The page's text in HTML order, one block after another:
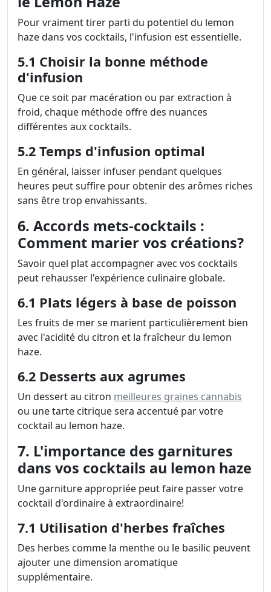
Pour vraiment tirer parti du potentiel du lemon
haze dans vos cocktails, l'infusion est essentielle.
5.1 Choisir la bonne méthode
d'infusion
Que ce soit par macération ou par extraction à
froid, chaque méthode offre des nuances
différentes aux cocktails.
5.2 Temps d'infusion optimal
En général, laisser infuser pendant quelques
heures peut suffire pour obtenir des arômes riches
sans être trop envahissants.
6. Accords mets-cocktails :
Comment marier vos créations?
Savoir quel plat accompagner avec vos cocktails
peut rehausser l'expérience culinaire globale.
6.1 Plats légers à base de poisson
Les fruits de mer se marient particulièrement bien
avec l'acidité du citron et la fraîcheur du lemon
haze.
6.2 Desserts aux agrumes
Un dessert au citron meilleures graines cannabis
ou une tarte citrique sera accentué par votre
cocktail au lemon haze.
7. L'importance des garnitures
dans vos cocktails au lemon haze
Une garniture appropriée peut faire passer votre
cocktail d'ordinaire à extraordinaire!
7.1 Utilisation d'herbes fraîches
Des herbes comme la menthe ou le basilic peuvent
ajouter une dimension aromatique
supplémentaire.